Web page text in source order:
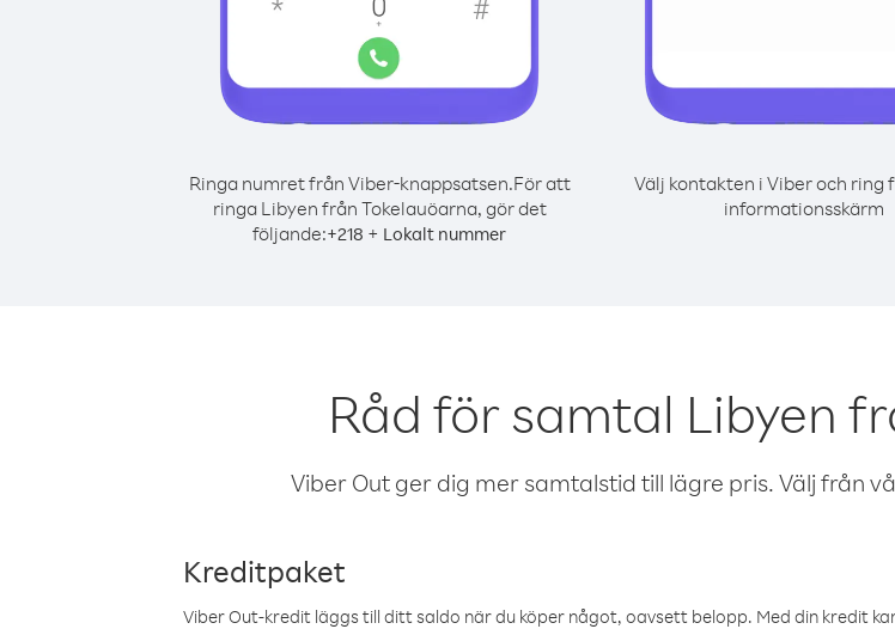
Ringa numret från Viber-knappsatsen.För att
ringa Libyen från Tokelauöarna, gör det
följande:+218 + Lokalt nummer
Välj kontakten i Viber och ring
informationsskärm
Råd för samtal Libyen
Viber Out ger dig mer samtalstid till lägre pris. Välj från
Kreditpaket
Viber Out-kredit läggs till ditt saldo när du köper något, oavsett belopp. Med din kredit